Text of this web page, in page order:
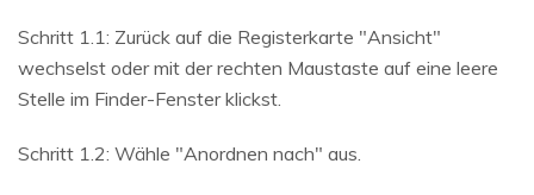
Schritt 1.1: Zurück auf die Registerkarte "Ansicht"
wechselst oder mit der rechten Maustaste auf eine leere
Stelle im Finder-Fenster klickst.
Schritt 1.2: Wähle "Anordnen nach" aus.